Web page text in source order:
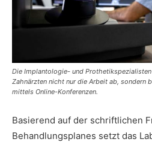
Die Implantologie- und Prothetikspezialisten
Zahnärzten nicht nur die Arbeit ab, sondern
mittels Online-Konferenzen.
Basierend auf der schriftlichen
Behandlungsplanes setzt das